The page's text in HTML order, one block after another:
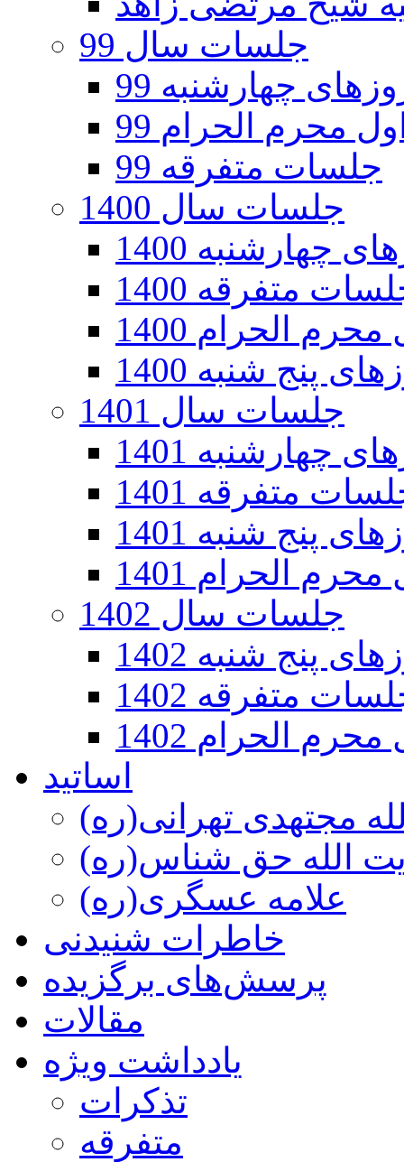
جلسات سال 99
چهارشنبه 99
محرم الحرام 99
جلسات متفرقه 99
جلسات سال 1400
چهارشنبه 1400
متفرقه 1400
الحرام 1400
پنج شنبه 1400
جلسات سال 1401
چهارشنبه 1401
متفرقه 1401
پنج شنبه 1401
الحرام 1401
جلسات سال 1402
پنج شنبه 1402
متفرقه 1402
الحرام 1402
اساتید
مجتهدی تهرانی(ره)
الله حق شناس(ره)
علامه عسگری(ره)
خاطرات شنیدنی
پرسش‌های برگزیده
مقالات
یادداشت ویژه
تذكرات
متفرقه